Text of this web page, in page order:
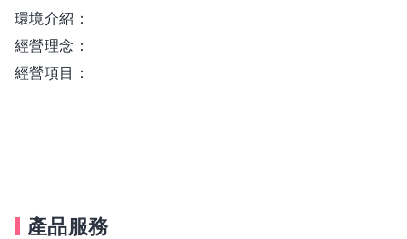
環境介紹：
經營理念：
經營項目：
產品服務